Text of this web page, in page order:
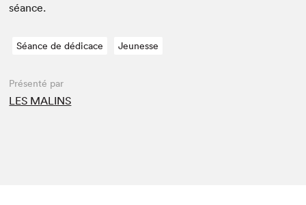
séance.
Séance de dédicace Jeunesse
Présenté par
LES MALINS